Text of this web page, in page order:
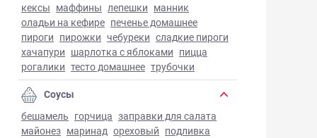
кексы маффины лепешки манник
оладьи на кефире печенье домашнее
пироги пирожки чебуреки сладкие пироги
хачапури шарлотка с яблоками пицца
рогалики тесто домашнее трубочки
Соусы
бешамель горчица заправки для салата
майонез маринад ореховый подливка